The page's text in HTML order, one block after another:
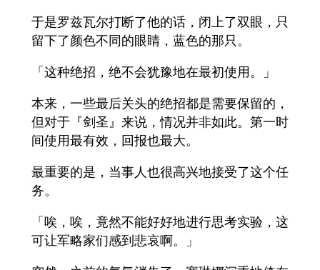
于是罗兹瓦尔打断了他的话，闭上了双眼，只
留下了颜色不同的眼睛，蓝色的那只。
「这种绝招，绝不会犹豫地在最初使用。」
本来，一些最后关头的绝招都是需要保留的，
但对于『剑圣』来说，情况并非如此。第一时
间使用最有效，回报也最大。
最重要的是，当事人也很高兴地接受了这个任
务。
「唉，唉，竟然不能好好地进行思考实验，这
可让军略家们感到悲哀啊。」